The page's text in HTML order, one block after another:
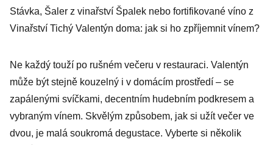
Stávka, Šaler z vinařství Špalek nebo fortifikované víno z
Vinařství Tichý Valentýn doma: jak si ho zpříjemnit vínem?
Ne každý touží po rušném večeru v restauraci. Valentýn
může být stejně kouzelný i v domácím prostředí – se
zapálenými svíčkami, decentním hudebním podkresem a
vybraným vínem. Skvělým způsobem, jak si užít večer ve
dvou, je malá soukromá degustace. Vyberte si několik